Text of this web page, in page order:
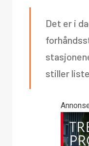
Det er i
stiller